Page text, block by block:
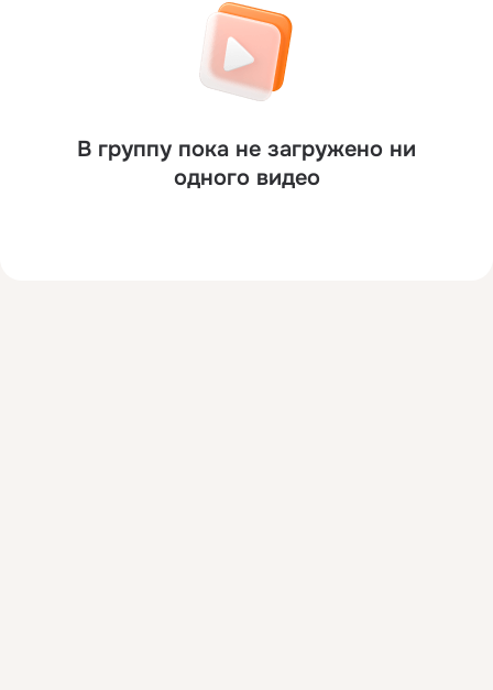
В группу пока не загружено ни
одного видео